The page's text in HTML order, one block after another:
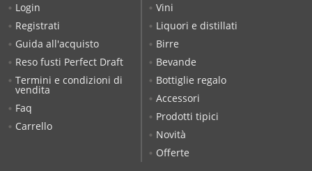
Vini
Liquori e distillati
Birre
Bevande
Bottiglie regalo
Accessori
Prodotti tipici
Novità
Offerte
Login
Registrati
Guida all'acquisto
Reso fusti Perfect Draft
Termini e condizioni di
vendita
Faq
Carrello